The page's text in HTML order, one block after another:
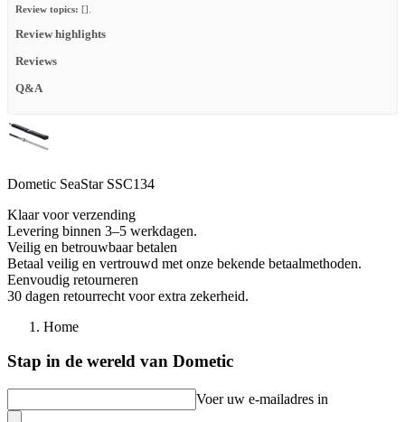
Review topics: [].
Review highlights
Reviews
Q&A
Dometic SeaStar SSC134
Klaar voor verzending
Levering binnen 3–5 werkdagen.
Veilig en betrouwbaar betalen
Betaal veilig en vertrouwd met onze bekende betaalmethoden.
Eenvoudig retourneren
30 dagen retourrecht voor extra zekerheid.
Home
Stap in de wereld van Dometic
Voer uw e-mailadres in